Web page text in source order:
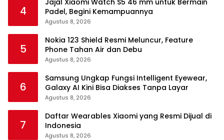
4
Padel, Begini Kemampuannya
Agustus 8, 2026
5
Nokia 123 Shield Resmi Meluncur, Feature
Phone Tahan Air dan Debu
Agustus 8, 2026
6
Samsung Ungkap Fungsi Intelligent Eyewear,
Galaxy AI Kini Bisa Diakses Tanpa Layar
Agustus 8, 2026
7
Daftar Wearables Xiaomi yang Resmi Dijual di
Indonesia
Agustus 8, 2026